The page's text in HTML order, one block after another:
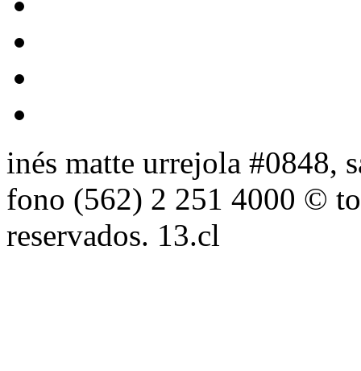
inés matte urrejola #0848,
fono (562) 2 251 4000 ©
reservados. 13.cl